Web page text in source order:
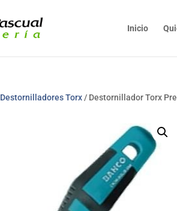
Inicio
Destornilladores Torx / Destornillador Torx